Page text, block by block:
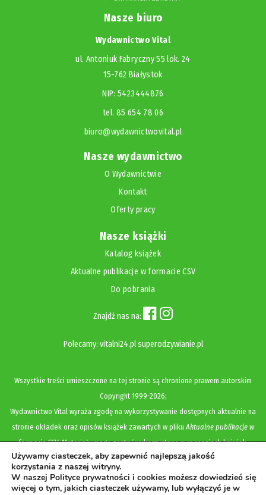
Nasze biuro
Wydawnictwo Vital
ul. Antoniuk Fabryczny 55 lok. 24
15-762 Białystok
NIP: 5423444876
tel. 85 654 78 06
biuro@wydawnictwovital.pl
Nasze wydawnictwo
O Wydawnictwie
Kontakt
Oferty pracy
Nasze książki
Katalog książek
Aktualne publikacje w formacie CSV
Do pobrania
Znajdź nas na:
Polecamy: vitalni24.pl superodzywianie.pl
Wszystkie treści umieszczone na tej stronie są chronione prawem autorskim
Copyright1999-2026;
Wydawnictwo Vital wyraża zgodę na wykorzystywanie dostępnych aktualnie na
stronie okładek oraz opisów książek zawartych w pliku Aktualne publikacje w
formacie CSV. Materiały mogą zostać wykorzystane w recenzjach książek,
katalogach internetowych, bibliotecznych (OPAC) oraz materiałach promujących
legalną dystrybucję książek. Usunięcie materiału z ww. strony internetowej,
równoznaczne jest z cofnięciem udzielonej zgody.
Używamy ciasteczek, aby zapewnić najlepszą jakość
korzystania z naszej witryny.
W naszej Polityce prywatności i cookies możesz dowiedzieć się
więcej o tym, jakich ciasteczek używamy, lub wyłączyć je w